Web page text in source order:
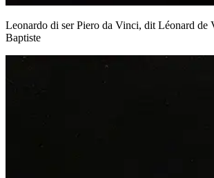
Leonardo di ser Piero da Vinci, dit Léonard de
Baptiste